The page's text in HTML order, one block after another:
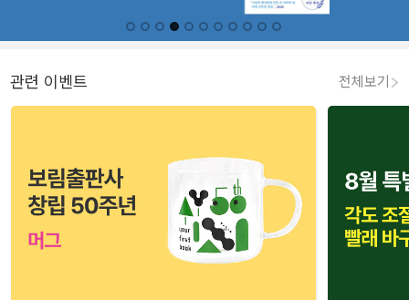
관련 이벤트 전체보기